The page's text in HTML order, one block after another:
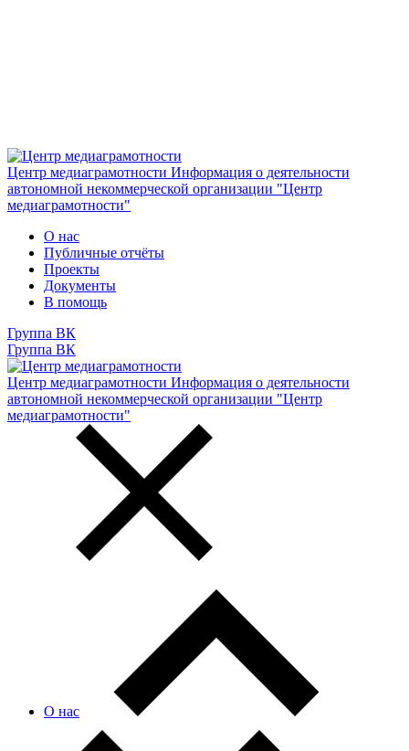
Центр медиаграмотности Информация о деятельности
автономной некоммерческой организации "Центр
медиаграмотности"
О нас
Публичные отчёты
Проекты
Документы
В помощь
Группа ВК
Группа ВК
Центр медиаграмотности Информация о деятельности
автономной некоммерческой организации "Центр
медиаграмотности"
О нас